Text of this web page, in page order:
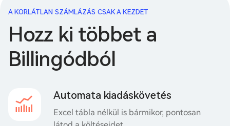
A KORLÁTLAN SZÁMLÁZÁS CSAK A KEZDET
Hozz ki többet a
Billingódból
Automata kiadáskövetés
Excel tábla nélkül is bármikor, pontosan